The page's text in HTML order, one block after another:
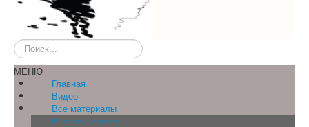
Искать...
МЕНЮ
Главная
Видео
Все материалы
Рыболовные места